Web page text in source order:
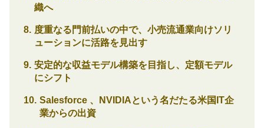
織へ
度重なる門前払いの中で、小売流通業向けソリ
ューションに活路を見出す
安定的な収益モデル構築を目指し、定額モデル
にシフト
Salesforce 、NVIDIAという名だたる米国IT企
業からの出資